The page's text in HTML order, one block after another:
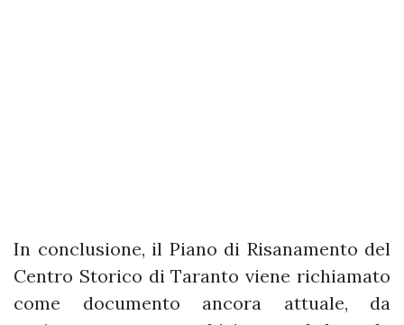
In conclusione, il Piano di Risanamento del
Centro Storico di Taranto viene richiamato
come documento ancora attuale, da